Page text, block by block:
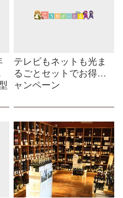
テレビもネットも光ま
るごとセットでお得キ
ャンペーン